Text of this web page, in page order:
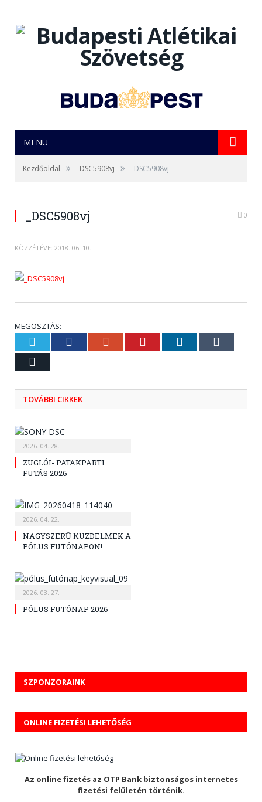
MENÜ
Kezdőoldal » _DSC5908vj » _DSC5908vj
_DSC5908vj 0
KÖZZÉTÉVE: 2018. 06. 10.
MEGOSZTÁS:
Twitter Facebook Google+ Pinterest LinkedIn
TOVÁBBI CIKKEK
2026. 04. 28.
ZUGLÓI- PATAKPARTI
FUTÁS 2026
2026. 04. 22.
NAGYSZERŰ KÜZDELMEK A
PÓLUS FUTÓNAPON!
2026. 03. 27.
PÓLUS FUTÓNAP 2026
SZPONZORAINK
ONLINE FIZETÉSI LEHETŐSÉG
Az online fizetés az OTP Bank biztonságos internetes
fizetési felületén történik.